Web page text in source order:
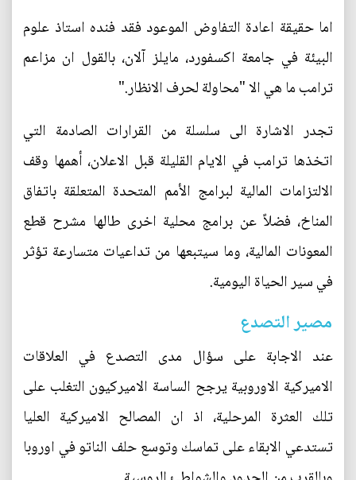
اما حقيقة اعادة التفاوض الموعود فقد فنده استاذ علوم
البيئة في جامعة اكسفورد، مايلز آلان، بالقول ان مزاعم
ترامب ما هي الا "محاولة لحرف الانظار."
تجدر الاشارة الى سلسلة من القرارات الصادمة التي
اتخذها ترامب في الايام القليلة قبل الاعلان، أهمها وقف
الالتزامات المالية لبرامج الأمم المتحدة المتعلقة باتفاق
المناخ، فضلاً عن برامج محلية اخرى طالها مشرح قطع
المعونات المالية، وما سيتبعها من تداعيات متسارعة تؤثر
في سير الحياة اليومية.
مصير التصدع
عند الاجابة على سؤال مدى التصدع في العلاقات
الاميركية الاوروبية يرجح الساسة الاميركيون التغلب على
تلك العثرة المرحلية، اذ ان المصالح الاميركية العليا
تستدعي الابقاء على تماسك وتوسع حلف الناتو في اوروبا